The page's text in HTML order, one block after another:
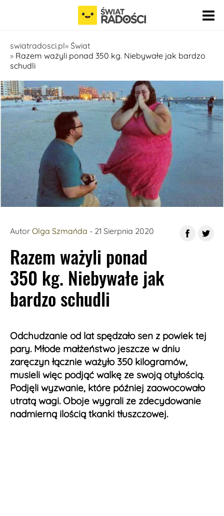
Pomiń nawigację
swiatradosci.pl Świat
Razem ważyli ponad 350 kg. Niebywałe jak bardzo
schudli
Autor Olga Szmańda - 21 Sierpnia 2020
Razem ważyli ponad
350 kg. Niebywałe jak
bardzo schudli
Odchudzanie od lat spędzało sen z powiek tej
pary. Młode małżeństwo jeszcze w dniu
zaręczyn łącznie ważyło 350 kilogramów,
musieli więc podjąć walkę ze swoją otyłością.
Podjęli wyzwanie, które później zaowocowało
utratą wagi. Oboje wygrali ze zdecydowanie
nadmierną ilością tkanki tłuszczowej.